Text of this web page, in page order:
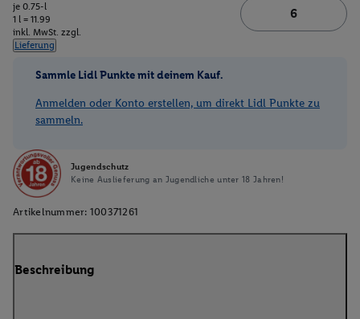
je 0.75-l
1 l = 11.99
inkl. MwSt. zzgl.
Lieferung
Sammle Lidl Punkte mit deinem Kauf.
Anmelden oder Konto erstellen, um direkt Lidl Punkte zu
sammeln.
Jugendschutz
Keine Auslieferung an Jugendliche unter 18 Jahren!
Artikelnummer: 100371261
Beschreibung